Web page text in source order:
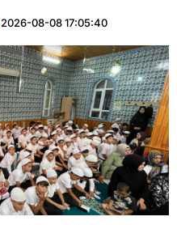
2026-08-08 17:05:40